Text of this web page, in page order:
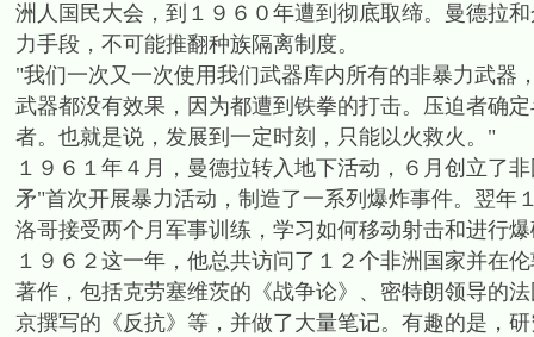
洲人国民大会，到１９６０年遭到彻底取缔。曼德拉
力手段，不可能推翻种族隔离制度。
"我们一次又一次使用我们武器库内所有的非暴力武器
武器都没有效果，因为都遭到铁拳的打击。压迫者确
者。也就是说，发展到一定时刻，只能以火救火。"
１９６１年４月，曼德拉转入地下活动，６月创立了
矛"首次开展暴力活动，制造了一系列爆炸事件。翌年
洛哥接受两个月军事训练，学习如何移动射击和进行
１９６２这一年，他总共访问了１２个非洲国家并在
著作，包括克劳塞维茨的《战争论》、密特朗领导的
京撰写的《反抗》等，并做了大量笔记。有趣的是，